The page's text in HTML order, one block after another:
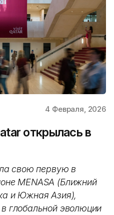
4 Февраля, 2026
открылась в
свою первую в
MENASA (Ближний
и Южная Азия),
глобальной эволюции